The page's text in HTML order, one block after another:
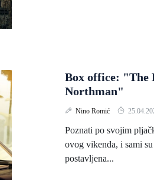
Box office: "The
Northman"
Nino Romić
Poznati po svojim
ovog vikenda, i sami
postavljena...